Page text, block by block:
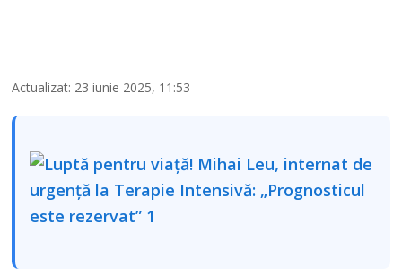
Actualizat: 23 iunie 2025, 11:53